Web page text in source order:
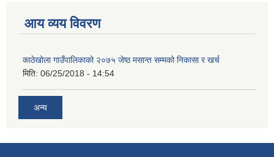
आय व्यय विवरण
काठेखोला गाउँपालिकाको २०७५ जेष्ठ मसान्त सम्मको निकासा र खर्च
मिति: 06/25/2018 - 14:54
अन्य